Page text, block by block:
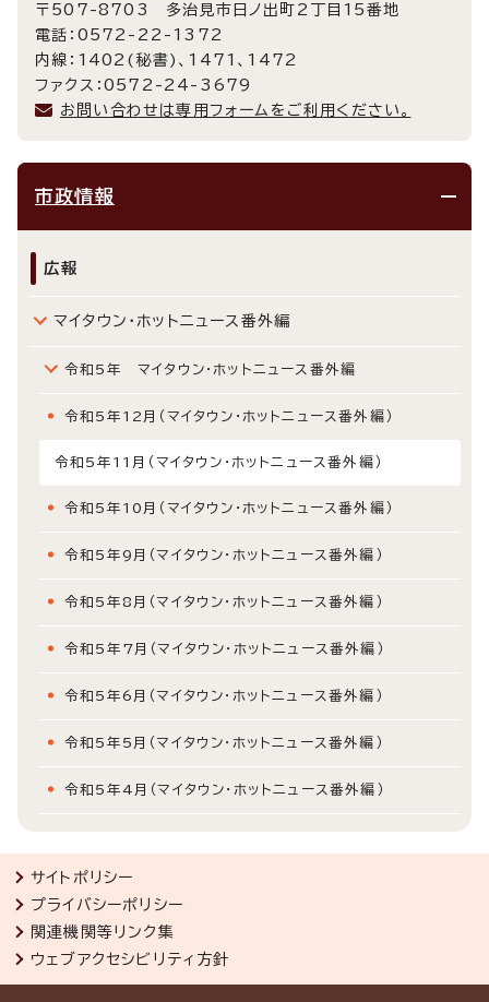
〒507-8703 多治見市日ノ出町2丁目15番地
電話：0572-22-1372
内線：1402(秘書)、1471、1472
ファクス：0572-24-3679
お問い合わせは専用フォームをご利用ください。
市政情報
広報
マイタウン・ホットニュース番外編
令和5年 マイタウン・ホットニュース番外編
令和5年12月（マイタウン・ホットニュース番外編）
令和5年11月（マイタウン・ホットニュース番外編）
令和5年10月（マイタウン・ホットニュース番外編）
令和5年9月（マイタウン・ホットニュース番外編）
令和5年8月（マイタウン・ホットニュース番外編）
令和5年7月（マイタウン・ホットニュース番外編）
令和5年6月（マイタウン・ホットニュース番外編）
令和5年5月（マイタウン・ホットニュース番外編）
令和5年4月（マイタウン・ホットニュース番外編）
サイトポリシー
プライバシーポリシー
関連機関等リンク集
ウェブアクセシビリティ方針